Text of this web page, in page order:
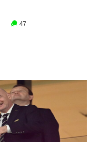
47